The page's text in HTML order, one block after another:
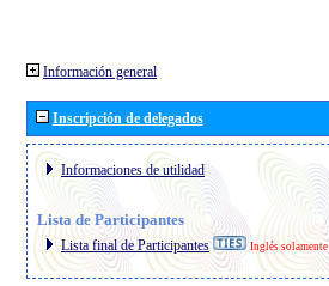
Información general
Inscripción de delegados
Informaciones de utilidad
Lista de Participantes
Lista final de Participantes Inglés solamente